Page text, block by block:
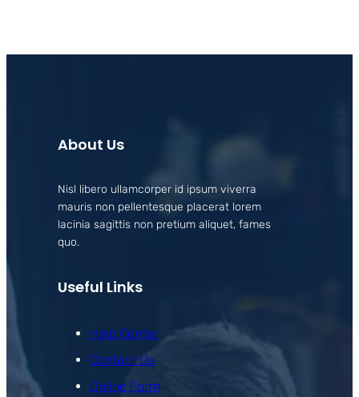
About Us
Nisl libero ullamcorper id ipsum viverra
mauris non pellentesque placerat lorem
lacinia sagittis non pretium aliquet, fames
quo.
Useful Links
Help Center
Contact Us
Online Form